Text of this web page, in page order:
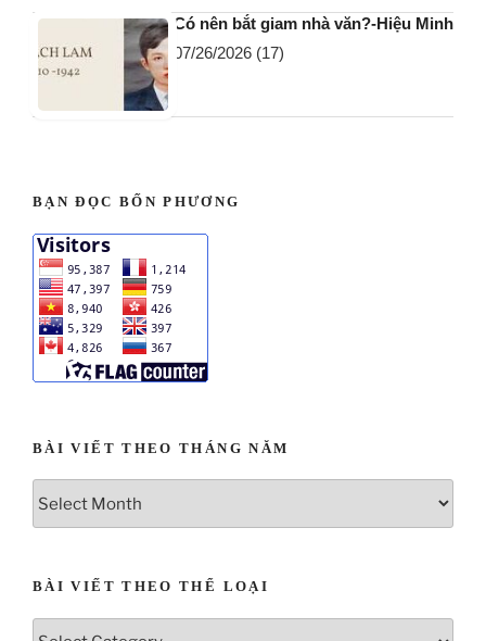
Có nên bắt giam nhà văn?-Hiệu Minh
07/26/2026 (17)
BẠN ĐỌC BỐN PHƯƠNG
BÀI VIẾT THEO THÁNG NĂM
BÀI VIẾT THEO THỂ LOẠI